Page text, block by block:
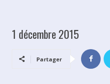
1 décembre 2015
Partager